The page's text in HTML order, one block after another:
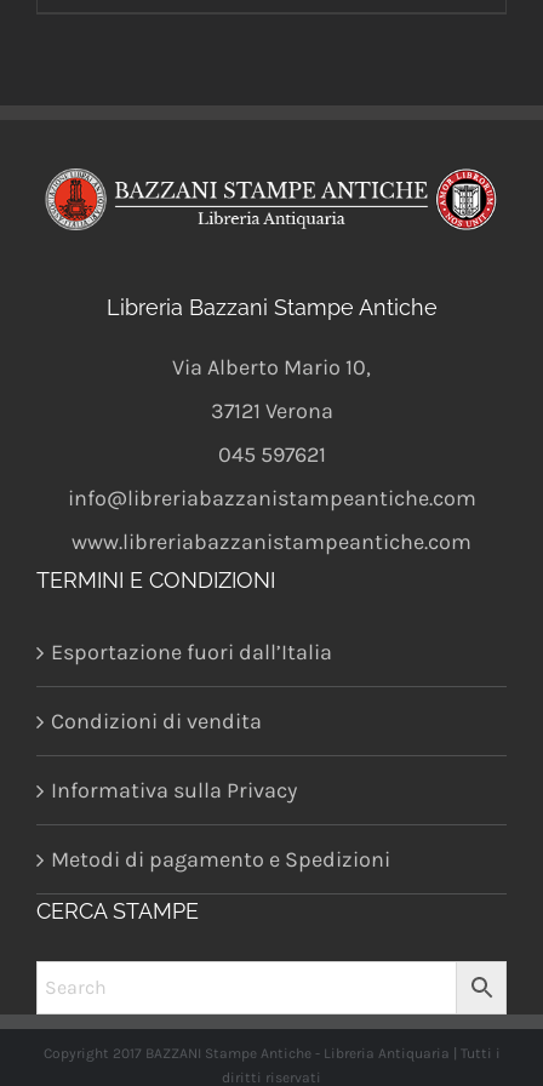
Libreria Bazzani Stampe Antiche
Via Alberto Mario 10,
37121 Verona
045 597621
info@libreriabazzanistampeantiche.com
www.libreriabazzanistampeantiche.com
TERMINI E CONDIZIONI
Esportazione fuori dall’Italia
Condizioni di vendita
Informativa sulla Privacy
Metodi di pagamento e Spedizioni
CERCA STAMPE
Copyright 2017 BAZZANI Stampe Antiche - Libreria Antiquaria | Tutti i
diritti riservati